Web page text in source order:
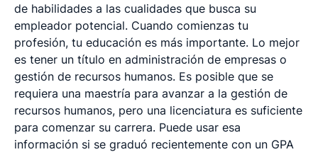
de habilidades a las cualidades que busca su
empleador potencial. Cuando comienzas tu
profesión, tu educación es más importante. Lo mejor
es tener un título en administración de empresas o
gestión de recursos humanos. Es posible que se
requiera una maestría para avanzar a la gestión de
recursos humanos, pero una licenciatura es suficiente
para comenzar su carrera. Puede usar esa
información si se graduó recientemente con un GPA